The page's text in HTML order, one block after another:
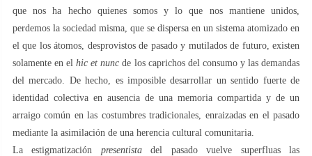
que nos ha hecho quienes somos y lo que nos mantiene unidos,
perdemos la sociedad misma, que se dispersa en un sistema atomizado en
el que los átomos, desprovistos de pasado y mutilados de futuro, existen
solamente en elhic et nunc de los caprichos del consumo y las demandas
del mercado. De hecho, es imposible desarrollar un sentido fuerte de
identidad colectiva en ausencia de una memoria compartida y de un
arraigo común en las costumbres tradicionales, enraizadas en el pasado
mediante la asimilación de una herencia cultural comunitaria.
La estigmatización presentistadel pasado vuelve superfluas las